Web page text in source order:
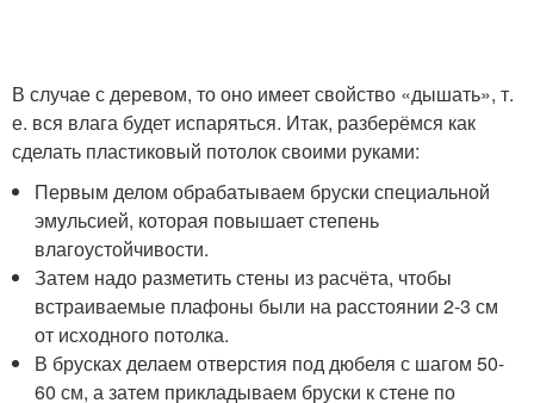
В случае с деревом, то оно имеет свойство «дышать», т.
е. вся влага будет испаряться. Итак, разберёмся как
сделать пластиковый потолок своими руками:
Первым делом обрабатываем бруски специальной
эмульсией, которая повышает степень
влагоустойчивости.
Затем надо разметить стены из расчёта, чтобы
встраиваемые плафоны были на расстоянии 2-3 см
от исходного потолка.
В брусках делаем отверстия под дюбеля с шагом 50-
60 см, а затем прикладываем бруски к стене по